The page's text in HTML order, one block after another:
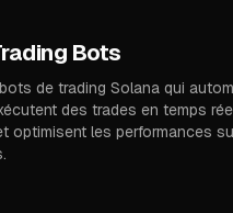
Bots
de trading Solana qui
des trades en temps
optimisent les performances